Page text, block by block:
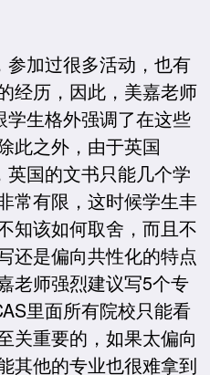
加过很多活动，也有
经历，因此，美嘉老师
生格外强调了在这些
此之外，由于英国
英国的文书只能几个学
常有限，这时候学生丰
知该如何取舍，而且不
还是偏向共性化的特点
老师强烈建议写5个专
里面所有院校只能看
关重要的，如果太偏向
其他的专业也很难拿到